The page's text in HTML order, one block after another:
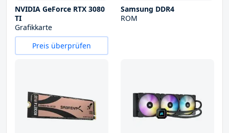
NVIDIA GeForce RTX 3080
TI
Grafikkarte
Preis überprüfen
Samsung DDR4
ROM